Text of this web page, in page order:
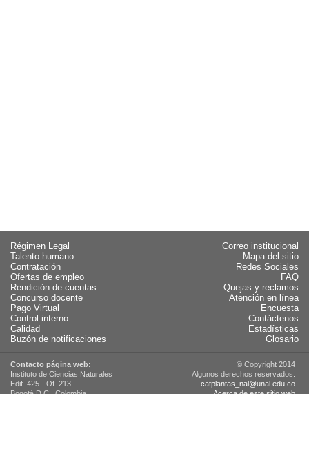
Régimen Legal
Talento humano
Contratación
Ofertas de empleo
Rendición de cuentas
Concurso docente
Pago Virtual
Control interno
Calidad
Buzón de notificaciones
Correo institucional
Mapa del sitio
Redes Sociales
FAQ
Quejas y reclamos
Atención en línea
Encuesta
Contáctenos
Estadísticas
Glosario
Contacto página web:
Instituto de Ciencias Naturales
Edif. 425 - Of. 213
Bogotá D.C., Colombia
© Copyright 2014
Algunos derechos reservados.
catplantas_nal@unal.edu.co
Acerca de este sitio web